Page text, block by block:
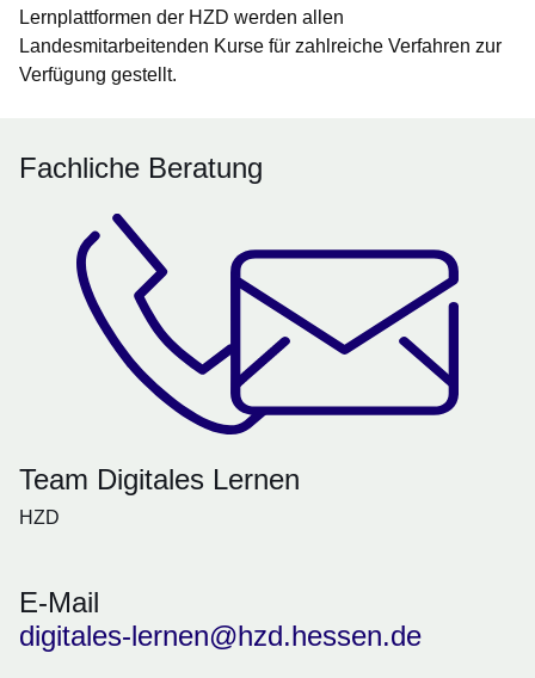
Lernplattformen der HZD werden allen
Landesmitarbeitenden Kurse für zahlreiche Verfahren zur
Verfügung gestellt.
Fachliche Beratung
Team Digitales Lernen
HZD
E-Mail
digitales-lernen@hzd.hessen.de